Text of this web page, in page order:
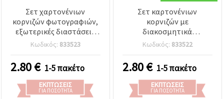
Σετ χαρτονένιων
κορνιζών φωτογραφιών,
εξωτερικές διαστάσεις
183x134 mm, με
διακοσμητικά
μανταλάκια και μαύρο
σχοινί κάνναβης - 10 τμχ
Κωδικός: 833523
2.80€ 1-5 πακέτο
ΕΚΠΤΏΣΕΙΣ
ΓΙΑ ΠΟΣΌΤΗΤΑ
Σετ καρτονένιων
κορνιζών με
διακοσμητικά
μανταλάκια και κορδόνι
κάνναβης σε χρώμα
καρύδας, εξωτερικό
μέγεθος 183x134 mm – 10
τεμ., ασορτί
Κωδικός: 833522
2.80€ 1-5 πακέτο
ΕΚΠΤΏΣΕΙΣ
ΓΙΑ ΠΟΣΌΤΗΤΑ